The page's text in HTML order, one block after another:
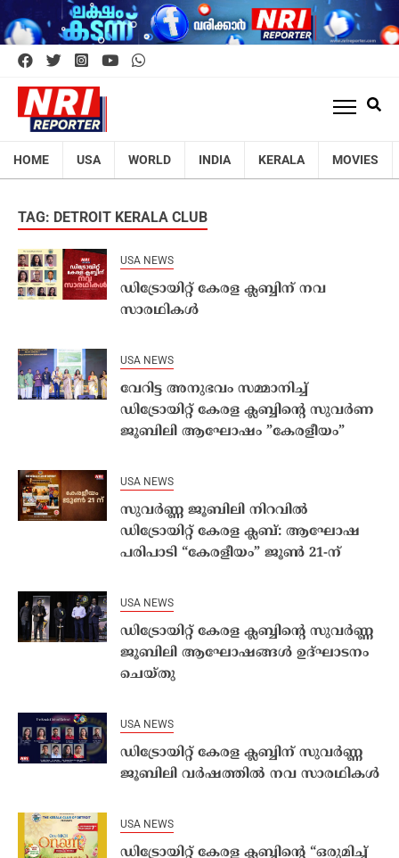
HOME USA WORLD INDIA KERALA MOVIES
TAG: DETROIT KERALA CLUB
USA NEWS
ഡിട്രോയിറ്റ് കേരള ക്ലബ്ബിന് നവ
സാരഥികൾ
USA NEWS
വേറിട്ട അനുഭവം സമ്മാനിച്ച്
ഡിട്രോയിറ്റ് കേരള ക്ലബ്ബിന്റെ സുവര്‍ണ
ജൂബിലി ആഘോഷം ”കേരളീയം”
USA NEWS
സുവർണ്ണ ജൂബിലി നിറവിൽ
ഡിട്രോയിറ്റ് കേരള ക്ലബ്: ആഘോഷ
പരിപാടി “കേരളീയം” ജൂൺ 21-ന്
USA NEWS
ഡിട്രോയിറ്റ് കേരള ക്ലബ്ബിന്റെ സുവർണ്ണ
ജൂബിലി ആഘോഷങ്ങൾ ഉദ്ഘാടനം
ചെയ്തു
USA NEWS
ഡിട്രോയിറ്റ് കേരള ക്ലബ്ബിന് സുവർണ്ണ
ജൂബിലി വർഷത്തിൽ നവ സാരഥികൾ
USA NEWS
ഡിട്രോയിറ്റ് കേരള ക്ലബ്ബിന്റെ “ഒരുമിച്ച്